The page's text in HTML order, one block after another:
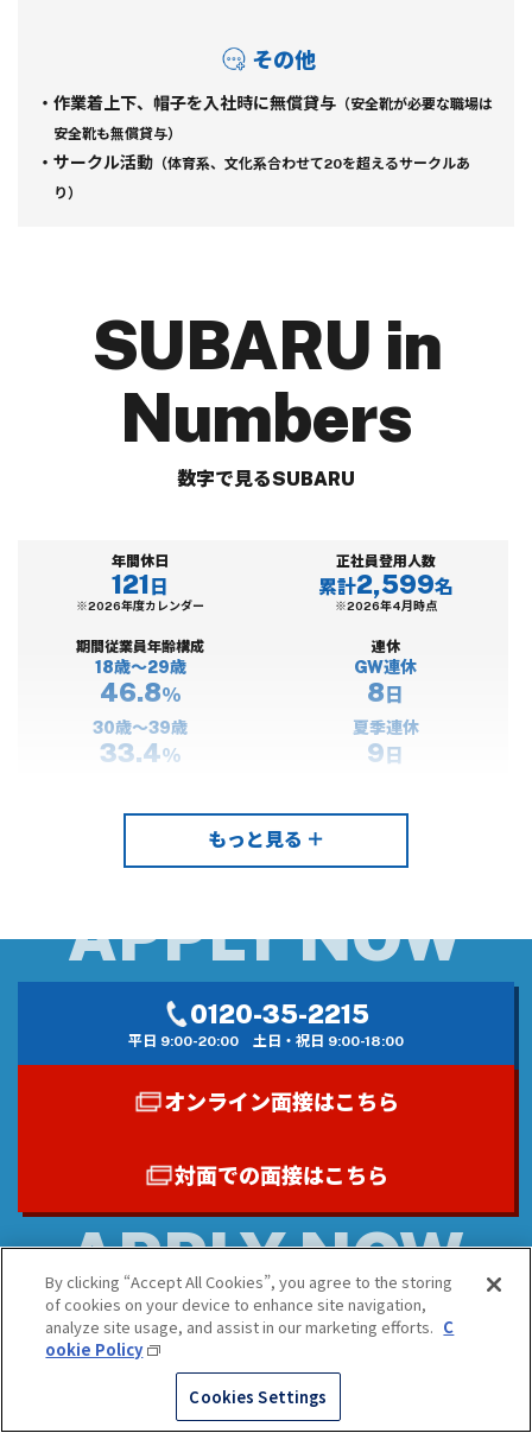
面接はこちら
その他
・作業着上下、帽子を入社時に無償貸与 （安全靴が必要な職場は
安全靴も無償貸与）
・サークル活動 （体育系、文化系合わせて20を超えるサークルあ
り）
SUBARU in
Numbers
数字で見るSUBARU
年間休日
121 日
※2026年度カレンダー
正社員登用人数
累計2,599名
※2026年4月時点
期間従業員年齢構成
18歳〜29歳
46.8％
30歳〜39歳
33.4％
19.8％
連休
GW連休
8 日
夏季連休
9 日
10日
※2026年度カレンダー
定着率
97.2％
※2022年度実績
未経験者の割合
8割
充実のサポート体制
地方出身者の割合
7割
新生活をすぐにスタートが可能
もっと見る ＋
0120-35-2215
平日 9:00-20:00 土日・祝日 9:00-18:00
オンライン面接はこちら
対面での面接はこちら
Interview
By clicking “Accept All Cookies”, you agree to the storing
of cookies on your device to enhance site navigation,
analyze site usage, and assist in our marketing efforts. C
ookie Policy
Cookies Settings